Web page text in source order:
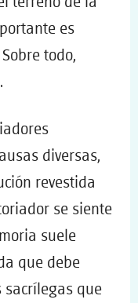
es
todo,
diversas,
revestida
se siente
suele
que debe
sacrílegas que